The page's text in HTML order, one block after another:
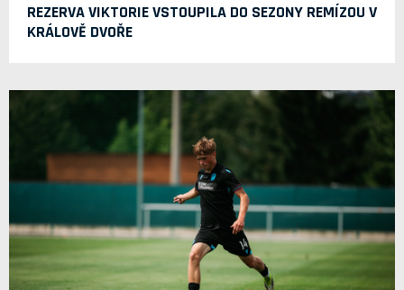
REZERVA VIKTORIE VSTOUPILA DO SEZONY REMÍZOU V
KRÁLOVĚ DVOŘE